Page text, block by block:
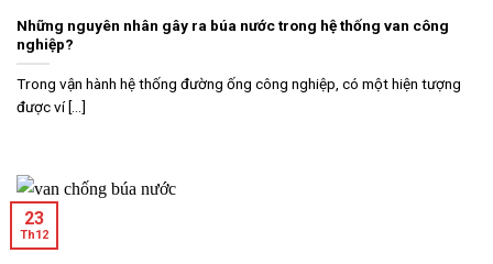
Những nguyên nhân gây ra búa nước trong hệ thống van công
nghiệp?
Trong vận hành hệ thống đường ống công nghiệp, có một hiện tượng
được ví [...]
23
Th12